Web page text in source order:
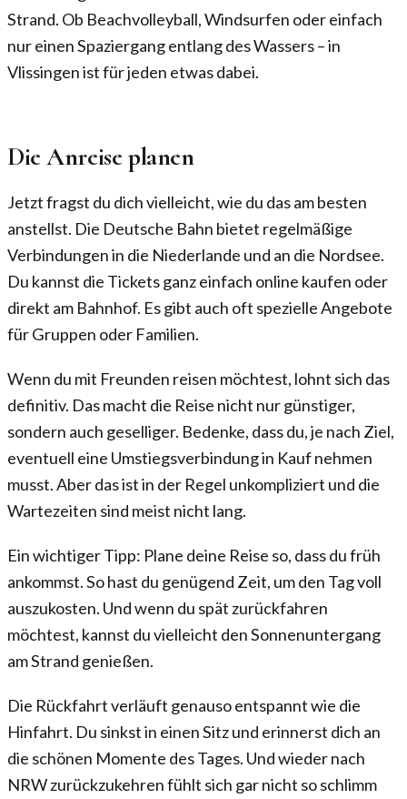
Strand. Ob Beachvolleyball, Windsurfen oder einfach
nur einen Spaziergang entlang des Wassers – in
Vlissingen ist für jeden etwas dabei.
Die Anreise planen
Jetzt fragst du dich vielleicht, wie du das am besten
anstellst. Die Deutsche Bahn bietet regelmäßige
Verbindungen in die Niederlande und an die Nordsee.
Du kannst die Tickets ganz einfach online kaufen oder
direkt am Bahnhof. Es gibt auch oft spezielle Angebote
für Gruppen oder Familien.
Wenn du mit Freunden reisen möchtest, lohnt sich das
definitiv. Das macht die Reise nicht nur günstiger,
sondern auch geselliger. Bedenke, dass du, je nach Ziel,
eventuell eine Umstiegsverbindung in Kauf nehmen
musst. Aber das ist in der Regel unkompliziert und die
Wartezeiten sind meist nicht lang.
Ein wichtiger Tipp: Plane deine Reise so, dass du früh
ankommst. So hast du genügend Zeit, um den Tag voll
auszukosten. Und wenn du spät zurückfahren
möchtest, kannst du vielleicht den Sonnenuntergang
am Strand genießen.
Die Rückfahrt verläuft genauso entspannt wie die
Hinfahrt. Du sinkst in einen Sitz und erinnerst dich an
die schönen Momente des Tages. Und wieder nach
NRW zurückzukehren fühlt sich gar nicht so schlimm